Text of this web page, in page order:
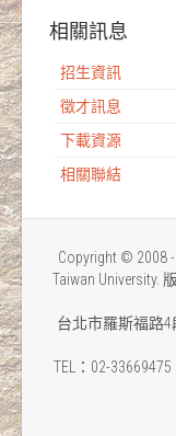
相關訊息
招生資訊
徵才訊息
下載資源
相關聯結
Copyright © 2008
Taiwan
台北市羅斯福路4
TEL：02-33669475